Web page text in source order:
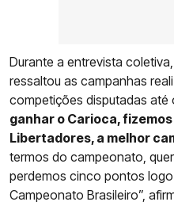
Durante a entrevista
ressaltou as campanhas
competições disputadas até
ganhar o Carioca,
Libertadores, a melhor
termos do campeonato,
perdemos cinco pontos
Campeonato Brasileiro”,